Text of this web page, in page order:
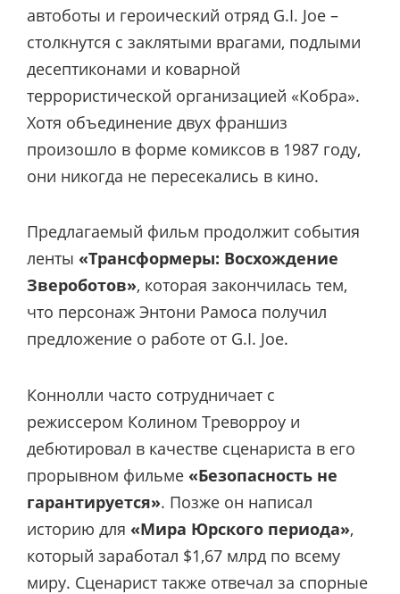
автоботы и героический отряд G.I. Joe –
столкнутся с заклятыми врагами, подлыми
десептиконами и коварной
террористической организацией «Кобра».
Хотя объединение двух франшиз
произошло в форме комиксов в 1987 году,
они никогда не пересекались в кино.
Предлагаемый фильм продолжит события
ленты «Трансформеры: Восхождение
Звероботов», которая закончилась тем,
что персонаж Энтони Рамоса получил
предложение о работе от G.I. Joe.
Коннолли часто сотрудничает с
режиссером Колином Треворроу и
дебютировал в качестве сценариста в его
прорывном фильме «Безопасность не
гарантируется». Позже он написал
историю для «Мира Юрского периода»,
который заработал $1,67 млрд по всему
миру. Сценарист также отвечал за спорные